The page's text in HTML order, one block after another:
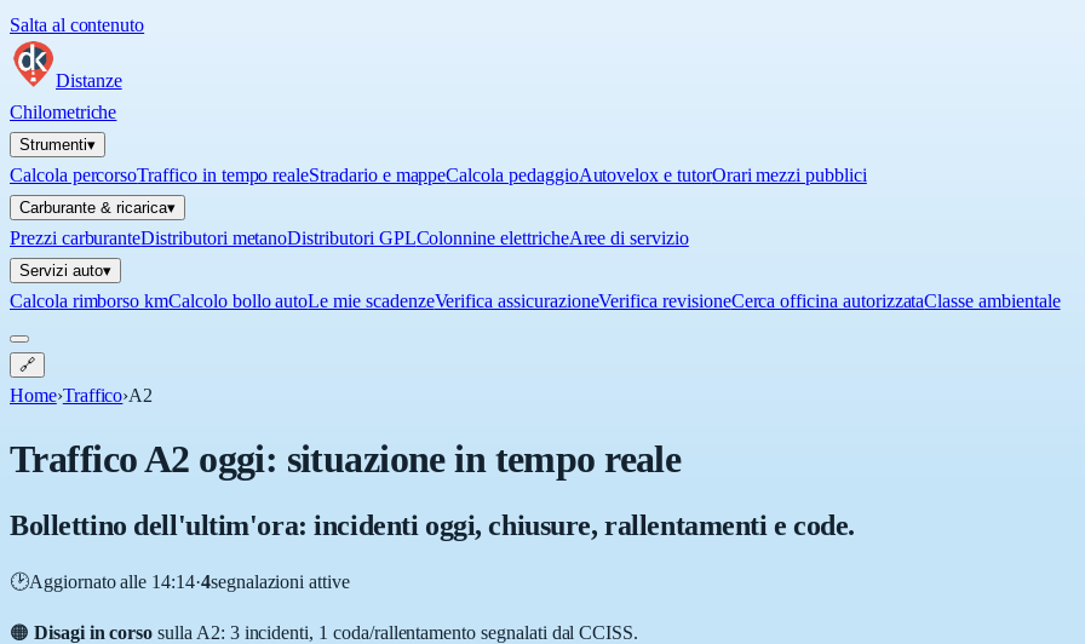
Salta al contenuto
Distanze
Chilometriche
Strumenti▾
Calcola percorsoTraffico in tempo realeStradario e mappeCalcola pedaggioAutovelox e tutorOrari mezzi pubblici
Carburante & ricarica▾
Prezzi carburanteDistributori metanoDistributori GPLColonnine elettricheAree di servizio
Servizi auto▾
Calcola rimborso kmCalcolo bollo autoLe mie scadenzeVerifica assicurazioneVerifica revisioneCerca officina autorizzataClasse ambientale
🔗
Home›Traffico›A2
Traffico A2 oggi: situazione in tempo reale
Bollettino dell'ultim'ora: incidenti oggi, chiusure, rallentamenti e code.
🕑Aggiornatoalle 14:14·4segnalazioni attive
🟠 Disagi in corso sulla A2: 3 incidenti, 1 coda/rallentamento segnalati dal CCISS.